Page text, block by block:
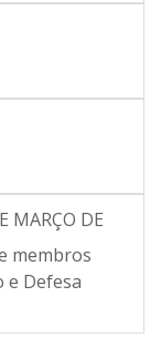
MARÇO DE
membros
e Defesa